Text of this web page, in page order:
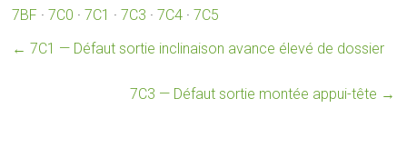
7BF ·7C0 ·7C1 ·7C3 ·7C4 ·7C5
← 7C1 — Défaut sortie inclinaison avance élevé de dossier
7C3 — Défaut sortie montée appui-tête →